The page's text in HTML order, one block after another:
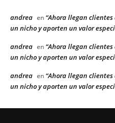
andrea en “Ahora llegan
un nicho y aporten un valor
andrea en “Ahora llegan
un nicho y aporten un valor
andrea en “Ahora llegan
un nicho y aporten un valor